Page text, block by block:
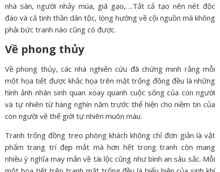
nhà sàn, người nhảy múa, giã gạo,….Tất cả tạo nên nét độc
đáo và cả tinh thần dân tộc, lòng hướng về cội nguồn mà không
phải bức tranh nào cũng có được.
Về phong thủy
Về phong thủy, các nhà nghiên cứu đã chứng minh rằng mỗi
một họa tiết được khắc họa trên mặt trống đồng đều là những
hình ảnh nhân sinh quan xoay quanh cuộc sống của con người
và tự nhiên từ hàng nghìn năm trước thể hiện cho niềm tin của
con người về thế giới tự nhiên muôn màu.
Tranh trống đồng treo phòng khách không chỉ đơn giản là vật
phẩm trang trí đẹp mắt mà hơn hết trong tranh còn mang
nhiều ý nghĩa may mắn về tài lộc cũng như bình an sâu sắc. Mỗi